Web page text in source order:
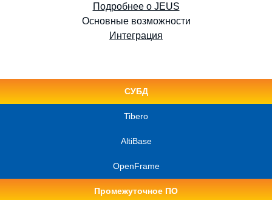
Подробнее о JEUS
Основные возможности
Интеграция
СУБД
Tibero
AltiBase
OpenFrame
Промежуточное ПО